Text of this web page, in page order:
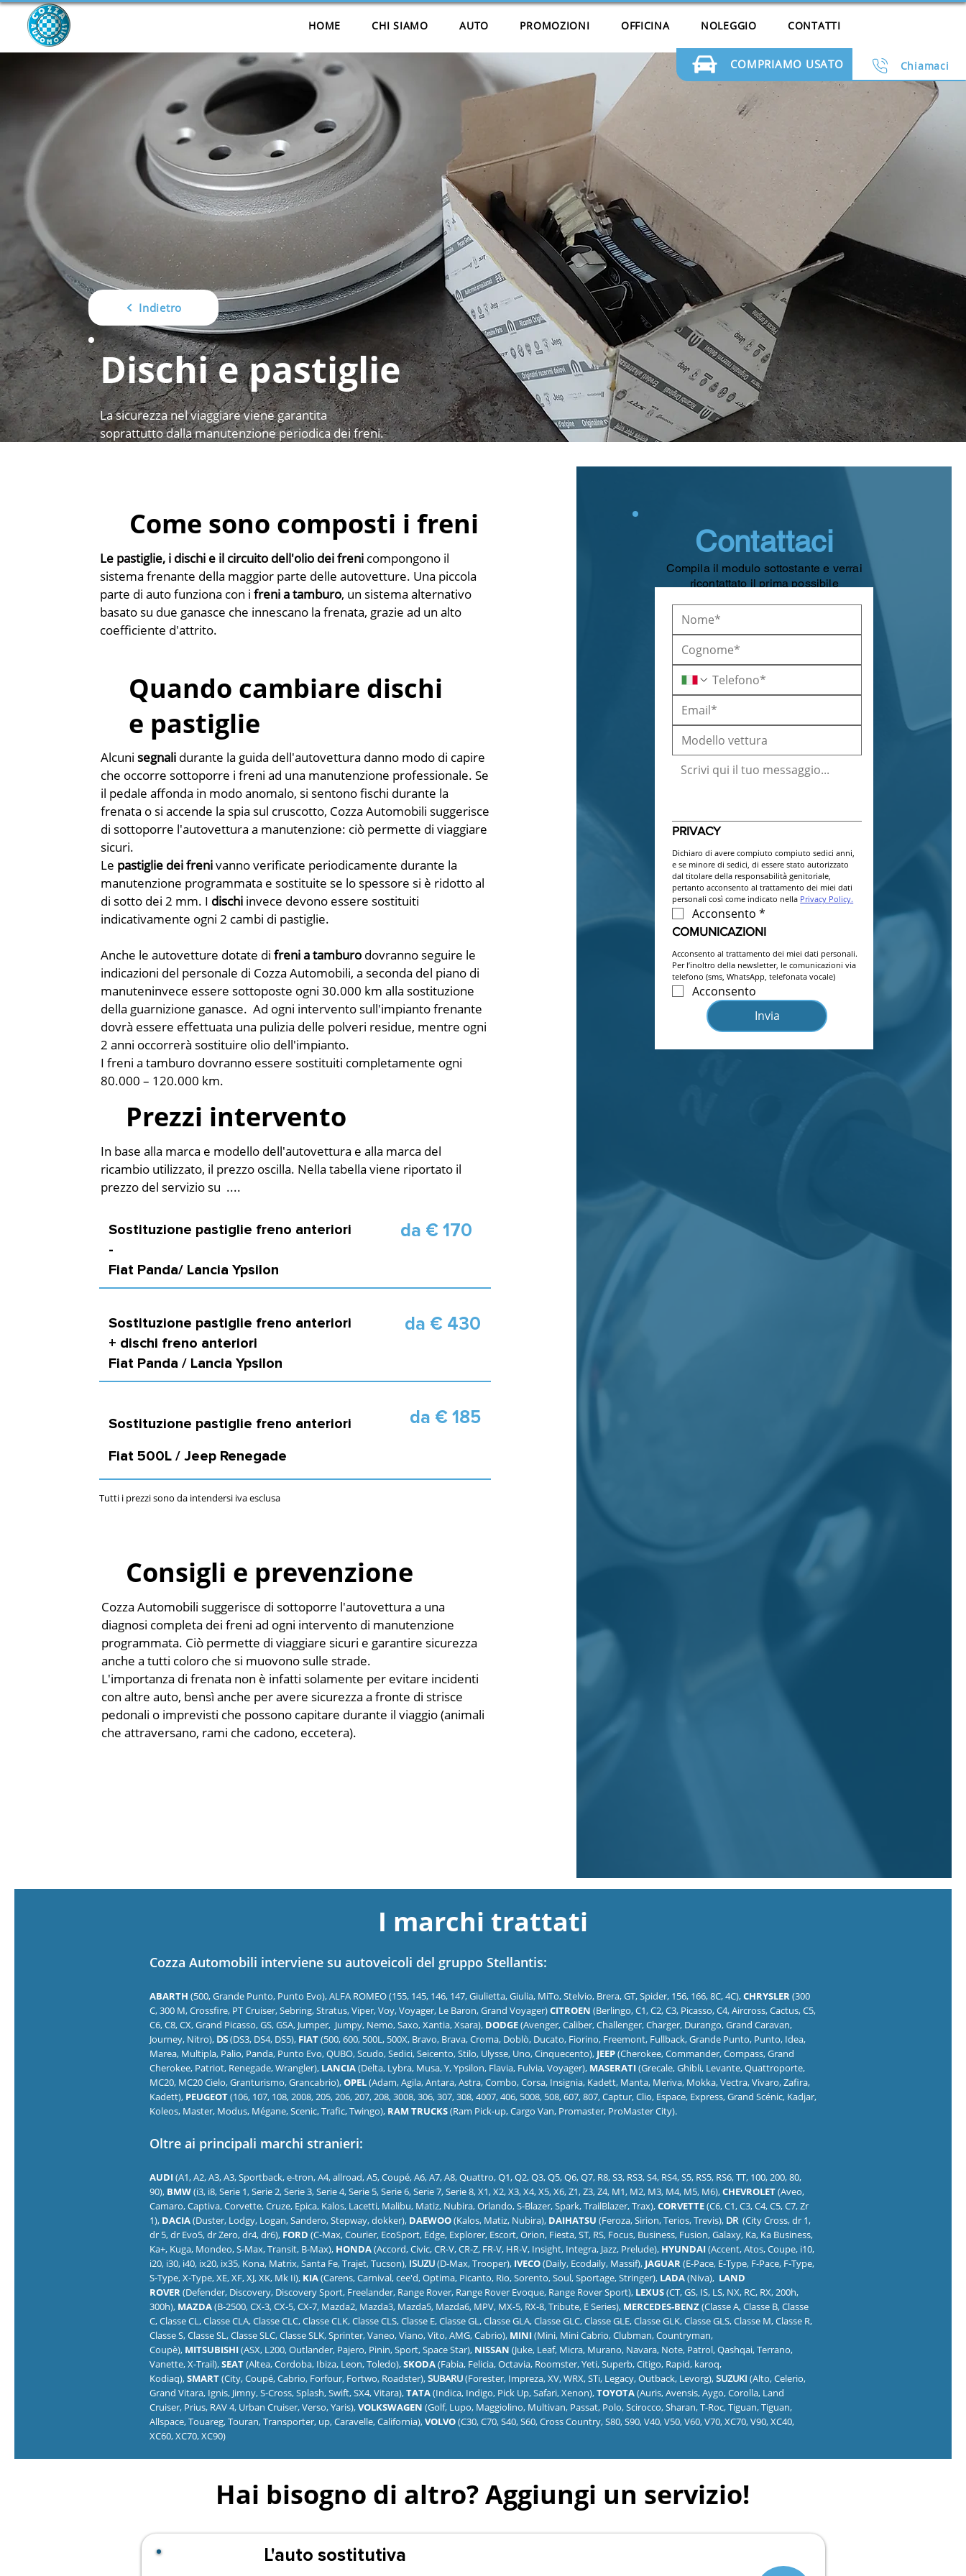
COMPRIAMO USATO Chiamaci
HOME CHI SIAMO AUTO PROMOZIONI OFFICINA NOLEGGIO CONTATTI
Indietro
Dischi e pastiglie
La sicurezza nel viaggiare viene garantita
soprattutto dalla manutenzione periodica dei freni.
Come sono composti i freni
Le pastiglie, i dischi e il circuito dell'olio dei freni compongono il
sistema frenante della maggior parte delle autovetture. Una piccola
parte di auto funziona con ifreni a tamburo, un sistema alternativo
basato su due ganasce che innescano la frenata, grazie ad un alto
coefficiente d'attrito.
Quando cambiare dischi
e pastiglie
Alcunisegnali durante la guida dell'autovettura danno modo di capire
che occorre sottoporre i freni ad una manutenzione professionale. Se
il pedale affonda in modo anomalo, si sentono fischi durante la
frenata o si accende la spia sul cruscotto, Cozza Automobili suggerisce
di sottoporre l'autovettura a manutenzione: ciò permette di viaggiare
sicuri.
Le pastiglie dei frenivanno verificate periodicamente durante la
manutenzione programmata e sostituite se lo spessore si è ridotto al
di sotto dei 2 mm. I dischi invece devono essere sostituiti
indicativamente ogni 2 cambi di pastiglie.
Anche le autovetture dotate difreni a tamburo dovranno seguire le
indicazioni del personale di Cozza Automobili, a seconda del piano di
manuteninvece essere sottoposte ogni 30.000 km alla sostituzione
della guarnizione ganasce. Ad ogni intervento sull'impianto frenante
dovrà essere effettuata una pulizia delle polveri residue, mentre ogni
2 anni occorrerà sostituire olio dell'impianto.
I freni a tamburo dovranno essere sostituiti completamente ogni
80.000 – 120.000 km.
Prezzi intervento
In base alla marca e modello dell'autovettura e alla marca del
ricambio utilizzato, il prezzo oscilla. Nella tabella viene riportato il
prezzo del servizio su ....
Sostituzione pastiglie freno anteriori
-
Fiat Panda/ Lancia Ypsilon
da € 170
Sostituzione pastiglie freno anteriori
+ dischi freno anteriori
Fiat Panda / Lancia Ypsilon
da € 430
Sostituzione pastiglie freno anteriori
Fiat 500L / Jeep Renegade
da € 185
Tutti i prezzi sono da intendersi iva esclusa
Consigli e prevenzione
Cozza Automobili suggerisce di sottoporre l'autovettura a una
diagnosi completa dei freni ad ogni intervento di manutenzione
programmata. Ciò permette di viaggiare sicuri e garantire sicurezza
anche a tutti coloro che si muovono sulle strade.
L'importanza di frenata non è infatti solamente per evitare incidenti
con altre auto, bensì anche per avere sicurezza a fronte di strisce
pedonali o imprevisti che possono capitare durante il viaggio (animali
che attraversano, rami che cadono, eccetera).
Contattaci
Compila il modulo sottostante e verrai
ricontattato il prima possibile
PRIVACY
Dichiaro di avere compiuto compiuto sedici anni,
e se minore di sedici, di essere stato autorizzato
dal titolare della responsabilità genitoriale,
pertanto acconsento al trattamento dei miei dati
personali così come indicato nella Privacy Policy.
Acconsento *
COMUNICAZIONI
Acconsento al trattamento dei miei dati personali.
Per l’inoltro della newsletter, le comunicazioni via
telefono (sms, WhatsApp, telefonata vocale)
Acconsento
Invia
I marchi trattati
Cozza Automobili interviene su autoveicoli del gruppo Stellantis:
ABARTH (500, Grande Punto, Punto Evo), ALFA ROMEO (155, 145, 146, 147, Giulietta, Giulia, MiTo, Stelvio, Brera, GT, Spider, 156, 166, 8C, 4C),CHRYSLER(300
C, 300 M, Crossfire, PT Cruiser, Sebring, Stratus, Viper, Voy, Voyager, Le Baron, Grand Voyager)CITROEN (Berlingo, C1, C2, C3, Picasso, C4, Aircross, Cactus, C5,
C6, C8, CX, Grand Picasso, GS, GSA, Jumper, Jumpy, Nemo, Saxo, Xantia, Xsara), DODGE(Avenger, Caliber, Challenger, Charger, Durango, Grand Caravan,
Journey, Nitro), DS(DS3, DS4, DS5), FIAT(500, 600, 500L, 500X, Bravo, Brava, Croma, Doblò, Ducato, Fiorino, Freemont, Fullback, Grande Punto, Punto, Idea,
Marea, Multipla, Palio, Panda, Punto Evo, QUBO, Scudo, Sedici, Seicento, Stilo, Ulysse, Uno, Cinquecento), JEEP(Cherokee, Commander, Compass, Grand
Cherokee, Patriot, Renegade, Wrangler), LANCIA(Delta, Lybra, Musa, Y, Ypsilon, Flavia, Fulvia, Voyager), MASERATI(Grecale, Ghibli, Levante, Quattroporte,
MC20, MC20 Cielo, Granturismo, Grancabrio),OPEL(Adam, Agila, Antara, Astra, Combo, Corsa, Insignia, Kadett, Manta, Meriva, Mokka, Vectra, Vivaro, Zafira,
Kadett), PEUGEOT(106, 107, 108, 2008, 205, 206, 207, 208, 3008, 306, 307, 308, 4007, 406, 5008, 508, 607, 807, Captur, Clio, Espace, Express, Grand Scénic, Kadjar,
Koleos, Master, Modus, Mégane, Scenic, Trafic, Twingo), RAM TRUCKS(Ram Pick-up, Cargo Van, Promaster, ProMaster City).
Oltre ai principali marchi stranieri:
AUDI(A1, A2, A3, A3, Sportback, e-tron, A4, allroad, A5, Coupé, A6, A7, A8, Quattro, Q1, Q2, Q3, Q5, Q6, Q7, R8, S3, RS3, S4, RS4, S5, RS5, RS6, TT, 100, 200, 80,
90), BMW(i3, i8, Serie 1, Serie 2, Serie 3, Serie 4, Serie 5, Serie 6, Serie 7, Serie 8, X1, X2, X3, X4, X5, X6, Z1, Z3, Z4, M1, M2, M3, M4, M5, M6),CHEVROLET(Aveo,
Camaro, Captiva, Corvette, Cruze, Epica, Kalos, Lacetti, Malibu, Matiz, Nubira, Orlando, S-Blazer, Spark, TrailBlazer, Trax),CORVETTE(C6, C1, C3, C4, C5, C7, Zr
1), DACIA(Duster, Lodgy, Logan, Sandero, Stepway, dokker), DAEWOO(Kalos, Matiz, Nubira), DAIHATSU (Feroza, Sirion, Terios, Trevis), DR(City Cross, dr 1,
dr 5, dr Evo5, dr Zero, dr4, dr6), FORD (C-Max, Courier, EcoSport, Edge, Explorer, Escort, Orion, Fiesta, ST, RS, Focus, Business, Fusion, Galaxy, Ka, Ka Business,
Ka+, Kuga, Mondeo, S-Max, Transit, B-Max), HONDA(Accord, Civic, CR-V, CR-Z, FR-V, HR-V, Insight, Integra, Jazz, Prelude), HYUNDAI(Accent, Atos, Coupe, i10,
i20, i30, i40, ix20, ix35, Kona, Matrix, Santa Fe, Trajet, Tucson), ISUZU(D-Max, Trooper), IVECO(Daily, Ecodaily, Massif), JAGUAR(E-Pace, E-Type, F-Pace, F-Type,
S-Type, X-Type, XE, XF, XJ, XK, Mk Ii), KIA(Carens, Carnival, cee'd, Optima, Picanto, Rio, Sorento, Soul, Sportage, Stringer), LADA(Niva), LAND
ROVER(Defender, Discovery, Discovery Sport, Freelander, Range Rover, Range Rover Evoque, Range Rover Sport), LEXUS(CT, GS, IS, LS, NX, RC, RX, 200h,
300h), MAZDA(B-2500, CX-3, CX-5, CX-7, Mazda2, Mazda3, Mazda5, Mazda6, MPV, MX-5, RX-8, Tribute, E Series), MERCEDES-BENZ(Classe A, Classe B, Classe
C, Classe CL, Classe CLA, Classe CLC, Classe CLK, Classe CLS, Classe E, Classe GL, Classe GLA, Classe GLC, Classe GLE, Classe GLK, Classe GLS, Classe M, Classe R,
Classe S, Classe SL, Classe SLC, Classe SLK, Sprinter, Vaneo, Viano, Vito, AMG, Cabrio), MINI(Mini, Mini Cabrio, Clubman, Countryman,
Coupè), MITSUBISHI(ASX, L200, Outlander, Pajero, Pinin, Sport, Space Star), NISSAN (Juke, Leaf, Micra, Murano, Navara, Note, Patrol, Qashqai, Terrano,
Vanette, X-Trail),SEAT(Altea, Cordoba, Ibiza, Leon, Toledo),SKODA(Fabia, Felicia, Octavia, Roomster, Yeti, Superb, Citigo, Rapid, karoq,
Kodiaq),SMART(City, Coupé, Cabrio, Forfour, Fortwo, Roadster),SUBARU(Forester, Impreza, XV, WRX, STi, Legacy, Outback, Levorg),SUZUKI (Alto, Celerio,
Grand Vitara, Ignis, Jimny, S-Cross, Splash, Swift, SX4, Vitara),TATA(Indica, Indigo, Pick Up, Safari, Xenon),TOYOTA(Auris, Avensis, Aygo, Corolla, Land
Cruiser, Prius, RAV 4, Urban Cruiser, Verso, Yaris),VOLKSWAGEN (Golf, Lupo, Maggiolino, Multivan, Passat, Polo, Scirocco, Sharan, T-Roc, Tiguan, Tiguan,
Allspace, Touareg, Touran, Transporter, up, Caravelle, California),VOLVO(C30, C70, S40, S60, Cross Country, S80, S90, V40, V50, V60, V70, XC70, V90, XC40,
XC60, XC70, XC90)
Hai bisogno di altro? Aggiungi un servizio!
L'auto sostitutiva